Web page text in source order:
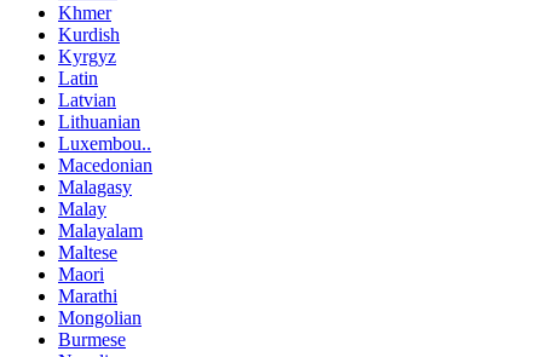
Khmer
Kurdish
Kyrgyz
Latin
Latvian
Lithuanian
Luxembou..
Macedonian
Malagasy
Malay
Malayalam
Maltese
Maori
Marathi
Mongolian
Burmese